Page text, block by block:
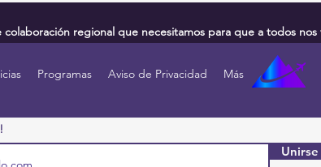
regional que necesitamos para que a todos
Programas Aviso de Privacidad Más
Unirse